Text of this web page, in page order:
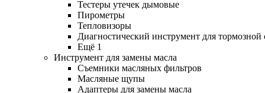
Тестеры утечек дымовые
Пирометры
Тепловизоры
Диагностический инструмент для тормозной
Ещё 1
Инструмент для замены масла
Съемники масляных фильтров
Масляные щупы
Адаптеры для замены масла